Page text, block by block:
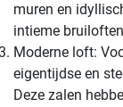
muren en
intieme
Moderne loft:
eigentijdse en
Deze zalen